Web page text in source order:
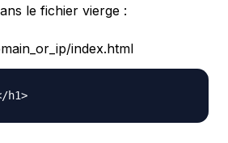
le fichier vierge :
index.html